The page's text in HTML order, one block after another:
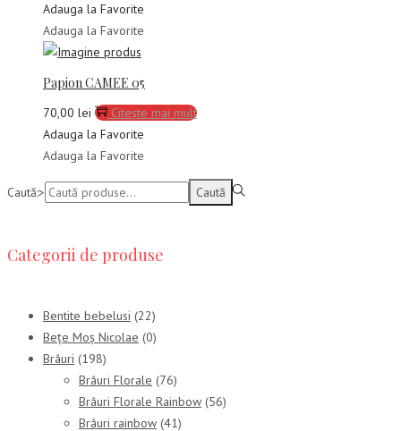
Adauga la Favorite
Adauga la Favorite
Papion CAMEE 05
70,00 lei
Citește mai mult
Adauga la Favorite
Adauga la Favorite
Caută:> Caută
Categorii de produse
Bentite bebelusi (22)
Bețe Moș Nicolae (0)
Brâuri (198)
Brâuri Florale (76)
Brâuri Florale Rainbow (56)
Brâuri rainbow (41)